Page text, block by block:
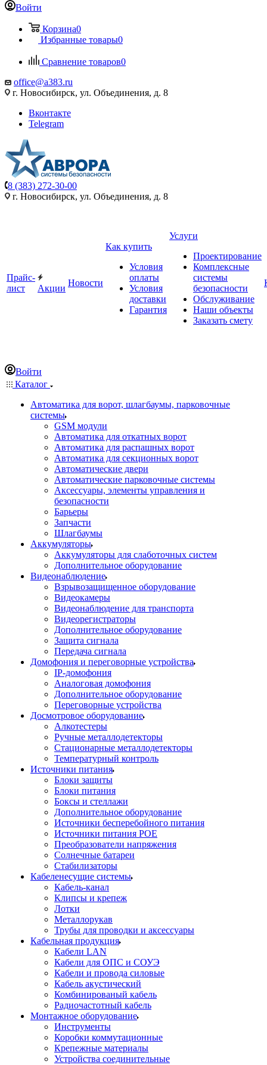
Войти
Корзина0
Избранные товары0
Сравнение товаров0
office@a383.ru
г. Новосибирск, ул. Объединения, д. 8
Вконтакте
Telegram
8 (383) 272-30-00
г. Новосибирск, ул. Объединения, д. 8
Прайс-
лист
Акции
Новости
Как купить
Условия
оплаты
Условия
доставки
Гарантия
Услуги
Проектирование
Комплексные
системы
безопасности
Обслуживание
Наши объекты
Заказать смету
Войти
Каталог
Автоматика для ворот, шлагбаумы, парковочные
системы
GSM модули
Автоматика для откатных ворот
Автоматика для распашных ворот
Автоматика для секционных ворот
Автоматические двери
Автоматические парковочные системы
Аксессуары, элементы управления и
безопасности
Барьеры
Запчасти
Шлагбаумы
Аккумуляторы
Аккумуляторы для слаботочных систем
Дополнительное оборудование
Видеонаблюдение
Взрывозащищенное оборудование
Видеокамеры
Видеонаблюдение для транспорта
Видеорегистраторы
Дополнительное оборудование
Защита сигнала
Передача сигнала
Домофония и переговорные устройства
IP-домофония
Аналоговая домофония
Дополнительное оборудование
Переговорные устройства
Досмотровое оборудование
Алкотестеры
Ручные металлодетекторы
Стационарные металлодетекторы
Температурный контроль
Источники питания
Блоки защиты
Блоки питания
Боксы и стеллажи
Дополнительное оборудование
Источники бесперебойного питания
Источники питания POE
Преобразователи напряжения
Солнечные батареи
Стабилизаторы
Кабеленесущие системы
Кабель-канал
Клипсы и крепеж
Лотки
Металлорукав
Трубы для проводки и аксессуары
Кабельная продукция
Кабели LAN
Кабели для ОПС и СОУЭ
Кабели и провода силовые
Кабель акустический
Комбинированый кабель
Радиочастотный кабель
Монтажное оборудование
Инструменты
Коробки коммутационные
Крепежные материалы
Устройства соединительные